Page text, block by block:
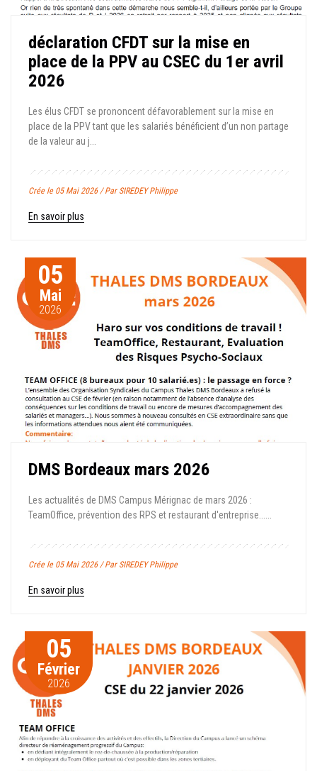
déclaration CFDT sur la mise en
place de la PPV au CSEC du 1er avril
2026
Les élus CFDT se prononcent défavorablement sur la mise en
place de la PPV tant que les salariés bénéficient d’un non partage
de la valeur au j...
Crée le 05 Mai 2026 / Par SIREDEY Philippe
En savoir plus
05
Mai
2026
DMS Bordeaux mars 2026
Les actualités de DMS Campus Mérignac de mars 2026 :
TeamOffice, prévention des RPS et restaurant d'entreprise......
Crée le 05 Mai 2026 / Par SIREDEY Philippe
En savoir plus
05
Février
2026